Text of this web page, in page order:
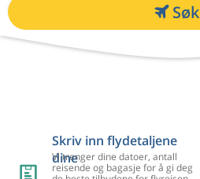
Søk
Skriv inn flydetaljene
dine
Vi trenger dine datoer, antall
reisende og bagasje for å gi deg